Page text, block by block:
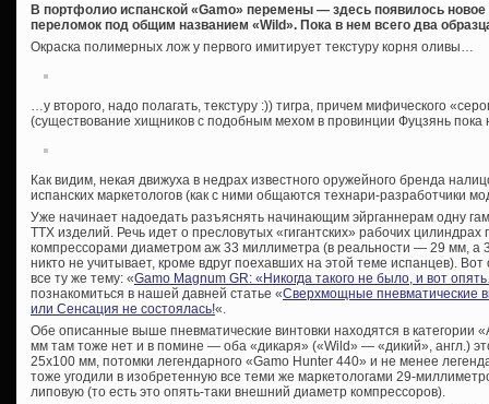
В портфолио испанской «Gamo» перемены — здесь появилось
переломок под общим названием «Wild». Пока в нем всего два
Окраска полимерных лож у первого имитирует текстуру корня оливы…
…у второго, надо полагать, текстуру :)) тигра, причем мифического
(существование хищников с подобным мехом в провинции Фуцзянь
Как видим, некая движуха в недрах известного оружейного бренда
испанских маркетологов (как с ними общаются технари-разработчики
Уже начинает надоедать разъяснять начинающим эйрганнерам одну
ТТХ изделий. Речь идет о пресловутых «гигантских» рабочих
компрессорами диаметром аж 33 миллиметра (в реальности — 29 мм,
никто не учитывает, кроме вдруг поехавших на этой теме испанцев).
все ту же тему: «Gamo Magnum GR: «Никогда такого не было, и вот
познакомиться в нашей давней статье «Сверхмощные пневматические
или Сенсация не состоялась!«.
Обе описанные выше пневматические винтовки находятся в категории
мм там тоже нет и в помине — оба «дикаря» («Wild» — «дикий», англ.)
25х100 мм, потомки легендарного «Gamo Hunter 440» и не менее
тоже угодили в изобретенную все теми же маркетологами 29-
липовую (то есть это опять-таки внешний диаметр компрессоров).